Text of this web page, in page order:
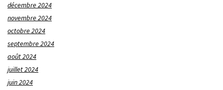
décembre 2024
novembre 2024
octobre 2024
septembre 2024
août 2024
juillet 2024
juin 2024